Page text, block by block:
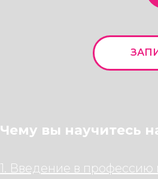
Чему вы научитесь
1. Введение в